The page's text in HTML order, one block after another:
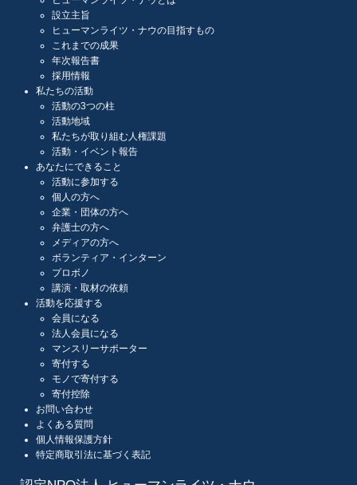
設立主旨
ヒューマンライツ・ナウの目指すもの
これまでの成果
年次報告書
採用情報
私たちの活動
活動の3つの柱
活動地域
私たちが取り組む人権課題
活動・イベント報告
あなたにできること
活動に参加する
個人の方へ
企業・団体の方へ
弁護士の方へ
メディアの方へ
ボランティア・インターン
プロボノ
講演・取材の依頼
活動を応援する
会員になる
法人会員になる
マンスリーサポーター
寄付する
モノで寄付する
寄付控除
お問い合わせ
よくある質問
個人情報保護方針
特定商取引法に基づく表記